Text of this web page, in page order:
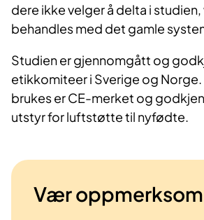
dere ikke velger å delta i studien,
behandles med det gamle
Studien er gjennomgått og
etikkomiteer i Sverige og
brukes er CE-merket og
utstyr for luftstøtte til nyfødte.
Vær oppmerksom